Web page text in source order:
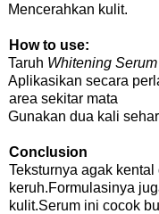
Mencerahkan kulit.
How to use:
Taruh Whitening Serum
Aplikasikan secara
area sekitar mata
Gunakan dua kali
Conclusion
Teksturnya agak
keruh.Formulasinya
kulit.Serum ini cocok